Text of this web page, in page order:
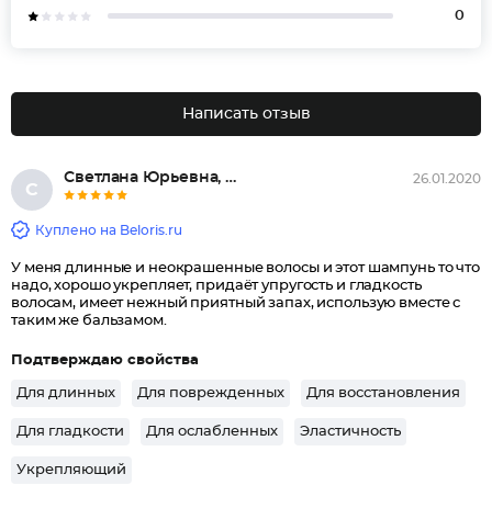
0
Написать отзыв
С
Светлана Юрьевна, Москва 26.01.2020
Куплено на Beloris.ru
У меня длинные и неокрашенные волосы и этот шампунь то что
надо, хорошо укрепляет, придаёт упругость и гладкость
волосам, имеет нежный приятный запах, использую вместе с
таким же бальзамом.
Подтверждаю свойства
Для длинных Для поврежденных Для восстановления
Для гладкости Для ослабленных Эластичность
Укрепляющий